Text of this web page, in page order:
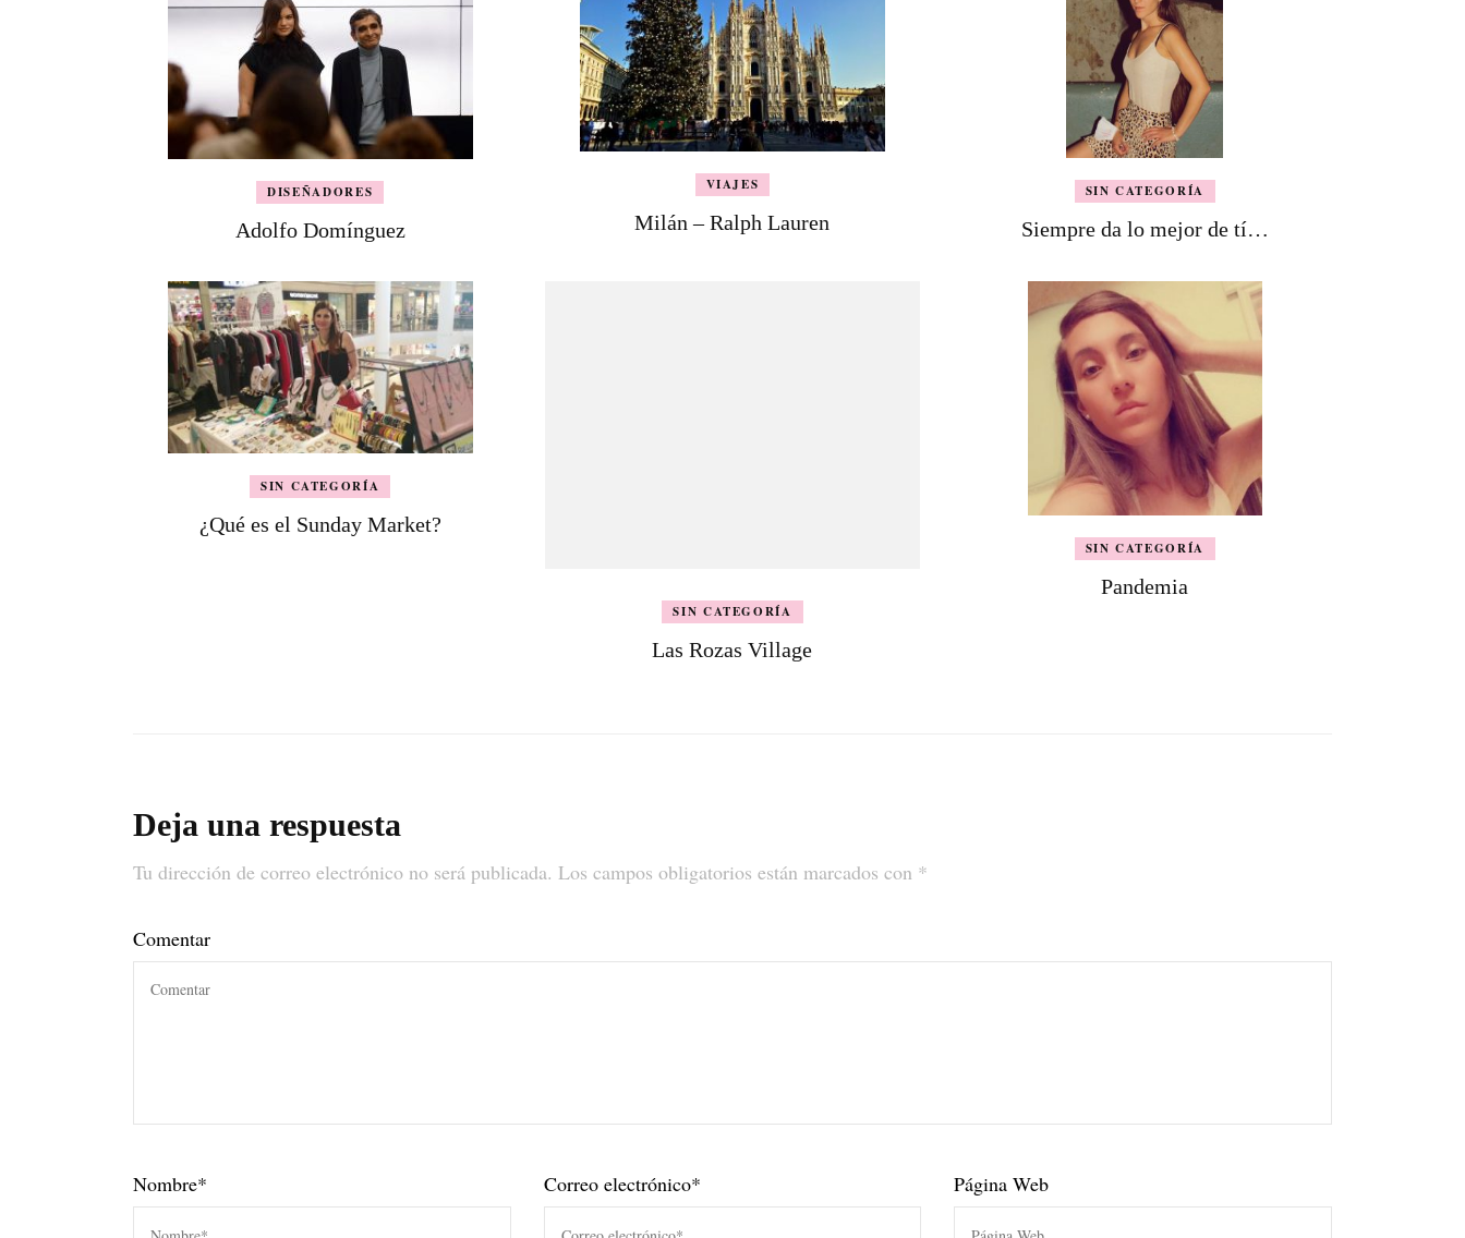
DISEÑADORES
Adolfo Domínguez
VIAJES
Milán – Ralph Lauren
SIN CATEGORÍA
Siempre da lo mejor de tí…
SIN CATEGORÍA
¿Qué es el Sunday Market?
SIN CATEGORÍA
Las Rozas Village
SIN CATEGORÍA
Pandemia
Deja una respuesta
Tu dirección de correo electrónico no será publicada. Los campos obligatorios están marcados con *
Comentar
Nombre* Correo electrónico* Página Web